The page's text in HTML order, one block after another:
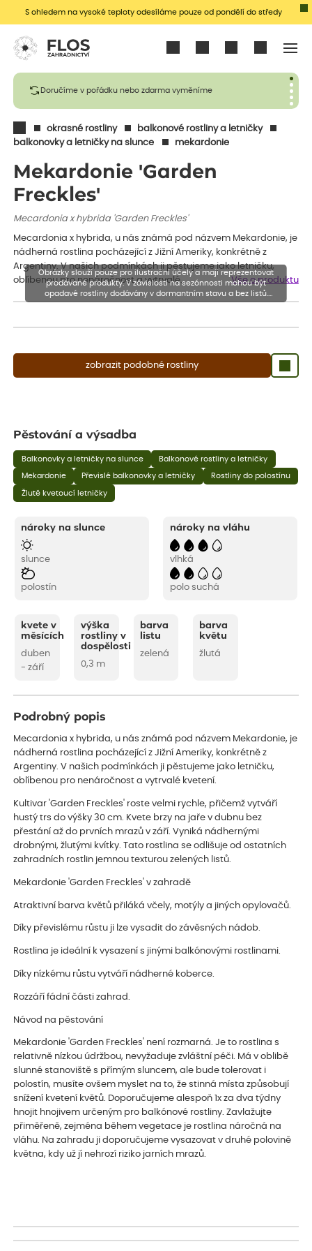
S ohledem na vysoké teploty odesíláme pouze od pondělí do středy
Doručíme v pořádku nebo zdarma vyměníme
okrasné rostliny
balkonové rostliny a letničky
balkonovky a letničky na slunce
mekardonie
Mekardonie 'Garden
Freckles'
Mecardonia x hybrida 'Garden Freckles'
Mecardonia x hybrida, u nás známá pod názvem Mekardonie, je
nádherná rostlina pocházející z Jižní Ameriky, konkrétně z
Argentiny. V našich podmínkách ji pěstujeme jako letničku,
oblíbenou pro nenáročnost a vytrvalé…
Vše o produktu
zobrazit podobné rostliny
Obrázky slouží pouze pro ilustrační účely a mají reprezentovat
prodávané produkty. V závislosti na sezónnosti mohou být
opadavé rostliny dodávány v dormantním stavu a bez listů.
Rostliny mohou být také sestřiženy níže, než je uvedená výška,
Pěstování a výsadba
Balkonovky a letničky na slunce Balkonové rostliny a letničky
Mekardonie Převislé balkonovky a letničky Rostliny do polostínu
Žlutě kvetoucí letničky
nároky na slunce
slunce
polostín
nároky na vláhu
vlhká
polo suchá
kvete v
měsících
duben
- září
výška
rostliny v
dospělosti
0,3 m
barva
listu
zelená
barva
květu
žlutá
Podrobný popis
Mecardonia x hybrida, u nás známá pod názvem Mekardonie, je
nádherná rostlina pocházející z Jižní Ameriky, konkrétně z
Argentiny. V našich podmínkách ji pěstujeme jako letničku,
oblíbenou pro nenáročnost a vytrvalé kvetení.
Kultivar 'Garden Freckles' roste velmi rychle, přičemž vytváří
hustý trs do výšky 30 cm. Kvete brzy na jaře v dubnu bez
přestání až do prvních mrazů v září. Vyniká nádhernými
drobnými, žlutými kvítky. Tato rostlina se odlišuje od ostatních
zahradních rostlin jemnou texturou zelených listů.
Mekardonie 'Garden Freckles' v zahradě
Atraktivní barva květů přiláká včely, motýly a jiných opylovačů.
Díky převislému růstu ji lze vysadit do závěsných nádob.
Rostlina je ideální k vysazení s jinými balkónovými rostlinami.
Díky nízkému růstu vytváří nádherné koberce.
Rozzáří fádní části zahrad.
Návod na pěstování
Mekardonie 'Garden Freckles' není rozmarná. Je to rostlina s
relativně nízkou údržbou, nevyžaduje zvláštní péči. Má v oblibě
slunné stanoviště s přímým sluncem, ale bude tolerovat i
polostín, musíte ovšem myslet na to, že stinná místa způsobují
snížení kvetení květů. Doporučujeme alespoň 1x za dva týdny
hnojit hnojivem určeným pro balkónové rostliny. Zavlažujte
přiměřeně, zejména během vegetace je rostlina náročná na
vláhu. Na zahradu ji doporučujeme vysazovat v druhé polovině
května, kdy už jí nehrozí riziko jarních mrazů.